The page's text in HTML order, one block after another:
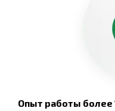
Опыт работы более